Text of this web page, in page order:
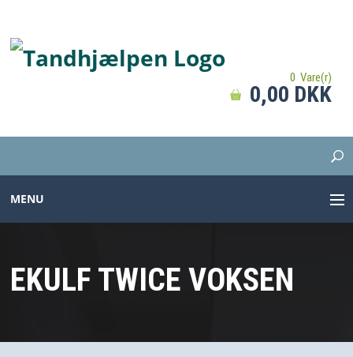
0 Vare(r)
0,00 DKK
MENU
TANDPASTA
EKULF TWICE VOKSEN